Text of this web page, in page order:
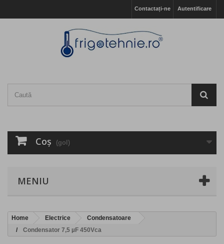
Autentificare
Contactați-ne
Coş (gol)
MENIU
Home Electrice
Condensatoare
Condensator 7,5 µF 450Vca